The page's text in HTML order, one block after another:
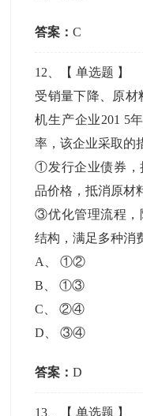
答案：C
12 、【单选题 】
受销量下降、原
机生产企业201 5
率，该企业采取的
①发行企业债券
品价格，抵消原材
③优化管理流程
结构，满足多种消
A
、①②
B 、①③
C 、②④
D 、③④
答案：D
13 、【单选题 】